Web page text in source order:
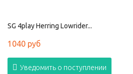
SG 4play Herring Lowrider...
1040 руб
Уведомить о поступлении